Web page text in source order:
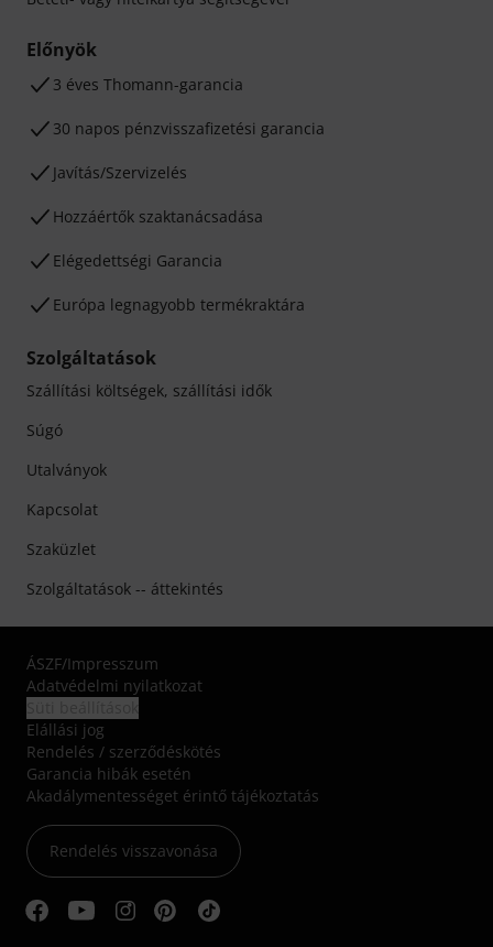
Előnyök
3 éves Thomann-garancia
30 napos pénzvisszafizetési garancia
Javítás/Szervizelés
Hozzáértők szaktanácsadása
Elégedettségi Garancia
Európa legnagyobb termékraktára
Szolgáltatások
Szállítási költségek, szállítási idők
Súgó
Utalványok
Kapcsolat
Szaküzlet
Szolgáltatások -- áttekintés
ÁSZF/Impresszum
Adatvédelmi nyilatkozat
Elállási jog
Rendelés / szerződéskötés
Garancia hibák esetén
Akadálymentességet érintő tájékoztatás
Rendelés visszavonása